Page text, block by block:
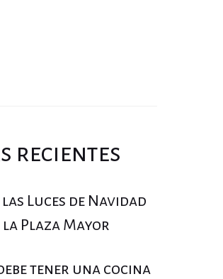
recientes
Luces de Navidad
la Plaza Mayor
tener una cocina